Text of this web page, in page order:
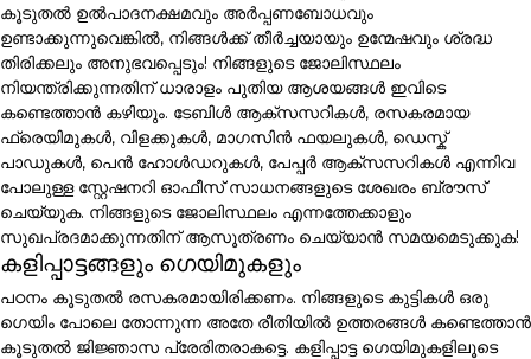
കൂടുതൽ ഉൽപാദനക്ഷമവും അർപ്പണബോധവും
ഉണ്ടാക്കുന്നുവെങ്കിൽ, നിങ്ങൾക്ക് തീർച്ചയായും ഉന്മേഷവും ശ്രദ്ധ
തിരിക്കലും അനുഭവപ്പെടും! നിങ്ങളുടെ ജോലിസ്ഥലം
നിയന്ത്രിക്കുന്നതിന് ധാരാളം പുതിയ ആശയങ്ങൾ ഇവിടെ
കണ്ടെത്താൻ കഴിയും. ടേബിൾ ആക്സസറികൾ, രസകരമായ
ഫ്രെയിമുകൾ, വിളക്കുകൾ, മാഗസിൻ ഫയലുകൾ, ഡെസ്ക്
പാഡുകൾ, പെൻ ഹോൾഡറുകൾ, പേപ്പർ ആക്സസറികൾ എന്നിവ
പോലുള്ള സ്റ്റേഷനറി ഓഫീസ് സാധനങ്ങളുടെ ശേഖരം ബ്രൗസ്
ചെയ്യുക. നിങ്ങളുടെ ജോലിസ്ഥലം എന്നത്തേക്കാളും
സുഖപ്രദമാക്കുന്നതിന് ആസൂത്രണം ചെയ്യാൻ സമയമെടുക്കുക!
കളിപ്പാട്ടങ്ങളും ഗെയിമുകളും
പഠനം കൂടുതൽ രസകരമായിരിക്കണം. നിങ്ങളുടെ കുട്ടികൾ ഒരു
ഗെയിം പോലെ തോന്നുന്ന അതേ രീതിയിൽ ഉത്തരങ്ങൾ കണ്ടെത്താൻ
കൂടുതൽ ജിജ്ഞാസ പ്രേരിതരാകട്ടെ. കളിപ്പാട്ട ഗെയിമുകളിലൂടെ